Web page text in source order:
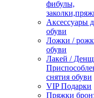
фибулы,
Аксессуары
обуви
Ложки /
обуви
Лакей /
снятия обуви
VIP Подарки
Пряжки